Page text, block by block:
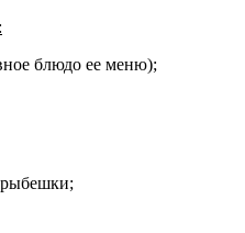
блюдо ее меню);